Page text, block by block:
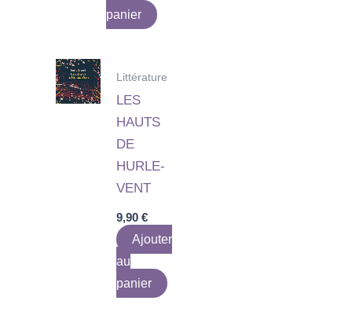
panier
Littérature
LES
HAUTS
DE
HURLE-
VENT
9,90€
Ajouter
au
panier